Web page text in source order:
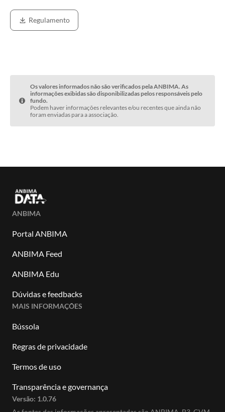
Regulamento
Os valores informados não são verificados pela ANBIMA. As
informações exibidas são disponibilizadas pelos responsáveis pelo
fundo.
Podem haver informações relevantes e/ou recentes que ainda não
foram enviadas para a associação.
ANBIMA
Portal ANBIMA
ANBIMA Feed
ANBIMA Edu
Dúvidas e feedbacks
MAIS INFORMAÇÕES
Bússola
Regras de privacidade
Termos de uso
Transparência e governança
Versão: 1.0.76